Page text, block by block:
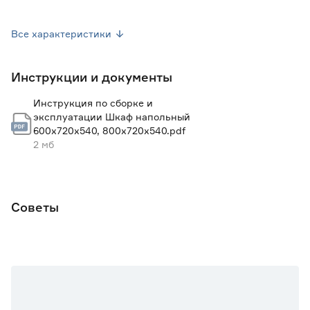
Гарантия 2 года
Все характеристики
Инструкции и документы
Инструкция по сборке и
эксплуатации Шкаф напольный
600х720х540, 800х720х540.pdf
2 мб
Советы